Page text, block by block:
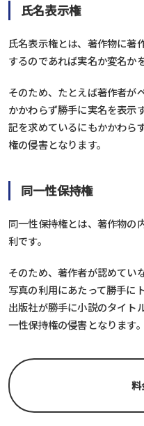
氏名表示権
氏名表示権とは、著作物に著
するのであれば実名か変名か
そのため、たとえば著作者が
かかわらず勝手に実名を表示
記を求めているにもかかわら
権の侵害となります。
同一性保持権
同一性保持権とは、著作物の
利です。
そのため、著作者が認めてい
写真の利用にあたって勝手に
出版社が勝手に小説のタイト
一性保持権の侵害となります。
料